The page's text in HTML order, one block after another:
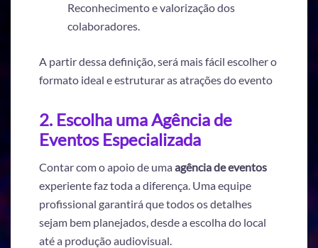
Reconhecimento e valorização dos
colaboradores.
A partir dessa definição, será mais fácil escolher o
formato ideal e estruturar as atrações do evento
2. Escolha uma Agência de
Eventos Especializada
Contar com o apoio de umaagência de eventos
experiente faz toda a diferença. Uma equipe
profissional garantirá que todos os detalhes
sejam bem planejados, desde a escolha do local
até a produção audiovisual.